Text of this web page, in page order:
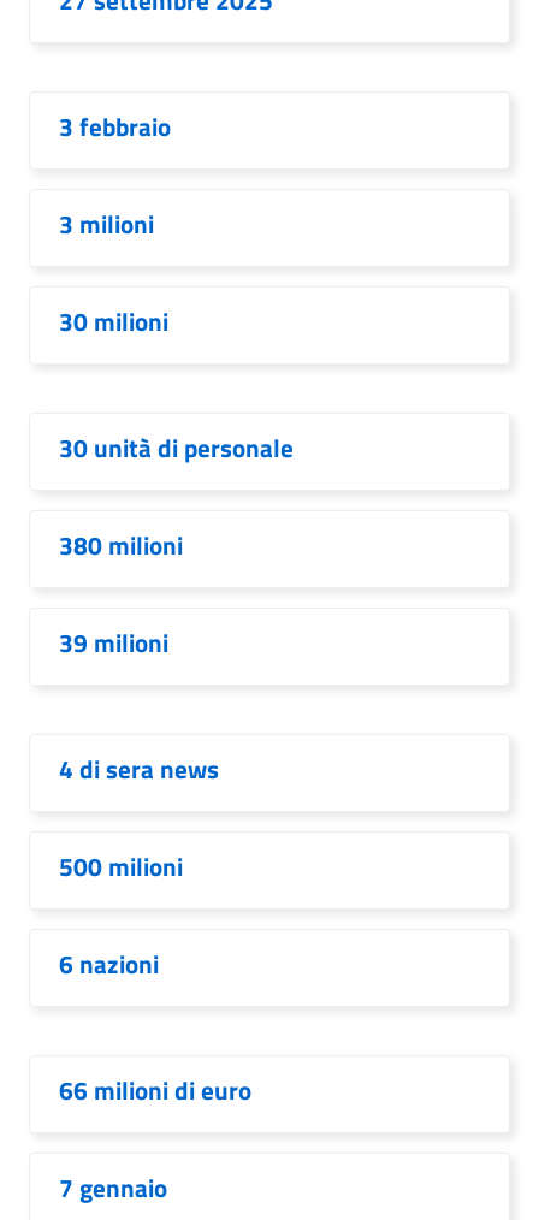
3 febbraio
3 milioni
30 milioni
30 unità di personale
380 milioni
39 milioni
4 di sera news
500 milioni
6 nazioni
66 milioni di euro
7 gennaio